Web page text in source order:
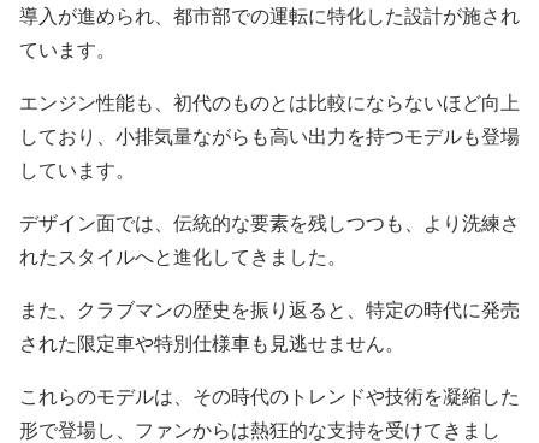
導入が進められ、都市部での運転に特化した設計が施され
ています。
エンジン性能も、初代のものとは比較にならないほど向上
しており、小排気量ながらも高い出力を持つモデルも登場
しています。
デザイン面では、伝統的な要素を残しつつも、より洗練さ
れたスタイルへと進化してきました。
また、クラブマンの歴史を振り返ると、特定の時代に発売
された限定車や特別仕様車も見逃せません。
これらのモデルは、その時代のトレンドや技術を凝縮した
形で登場し、ファンからは熱狂的な支持を受けてきまし